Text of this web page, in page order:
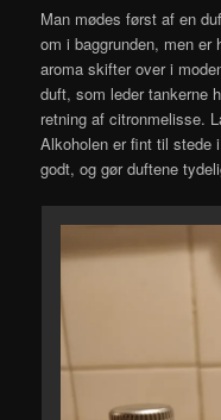
Man mødes først af en
om i baggrunden, men er
aroma skifter over i
duft, som leder tankerne
retning af citronmelisse.
Alkoholen er fint til
godt, og gør duftene